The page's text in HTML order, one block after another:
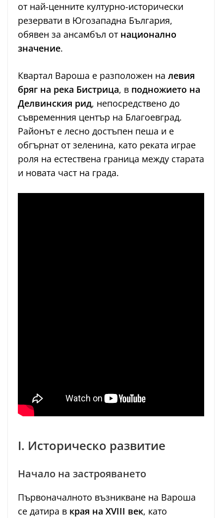
от най-ценните културно-исторически
резервати в Югозападна България,
обявен за ансамбъл от национално
значение.
Квартал Вароша е разположен на левия
бряг на река Бистрица, в подножието на
Делвинския рид, непосредствено до
съвременния център на Благоевград.
Районът е лесно достъпен пеша и е
обгърнат от зеленина, като реката играе
роля на естествена граница между старата
и новата част на града.
I. Историческо развитие
Начало на застрояването
Първоначалното възникване на Вароша
се датира в края на XVIII век, като